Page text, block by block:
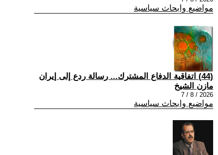
مواضيع وابحاث سياسية
(44) اتفاقية الدفاع المشترك... رسالة ردع إلى إيران
مازن الشيخ
2026 / 8 / 7
مواضيع وابحاث سياسية